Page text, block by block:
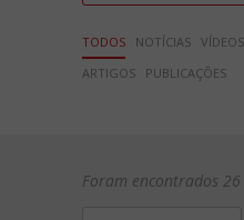
TODOS NOTÍCIAS VÍDEOS
ARTIGOS
PUBLICAÇÕES
Foram encontrados